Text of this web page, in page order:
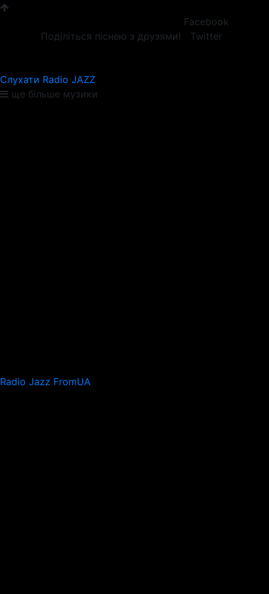
Поділіться піснею з друзями!
Facebook
Twitter
Слухати Radio JAZZ
ще більше музики
Radio Jazz FromUA